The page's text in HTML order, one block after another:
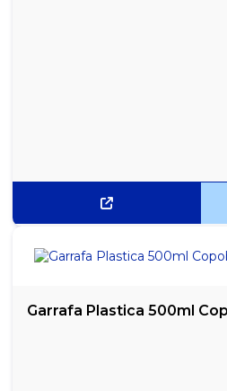
Garrafa Plastica 500ml